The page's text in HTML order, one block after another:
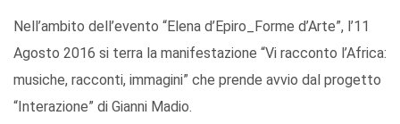
Nell’ambito dell’evento “Elena d’Epiro_Forme d’Arte”, l’11
Agosto 2016 si terra la manifestazione “Vi racconto l’Africa:
musiche, racconti, immagini” che prende avvio dal progetto
“Interazione” di Gianni Madio.